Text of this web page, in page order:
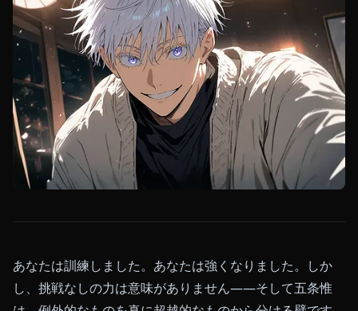
あなたは訓練しました。あなたは強くなりました。しか
し、挑戦なしの力は意味がありません——そして五条惟